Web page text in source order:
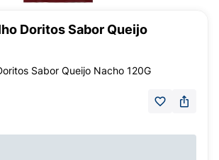
Doritos Sabor Queijo
Sabor Queijo Nacho 120G